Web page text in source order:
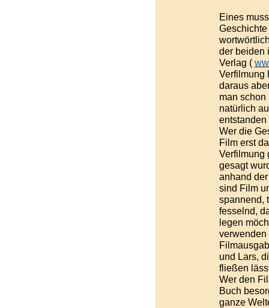
Eines
der beiden
Verlag (
Verfilmung
daraus
man schon
natürlich
Wer die
Film erst
Verfilmung
gesagt
anhand
sind Film
spannend,
fesselnd,
legen
verwenden
und Lars,
fließen
Wer den
Buch
ganze